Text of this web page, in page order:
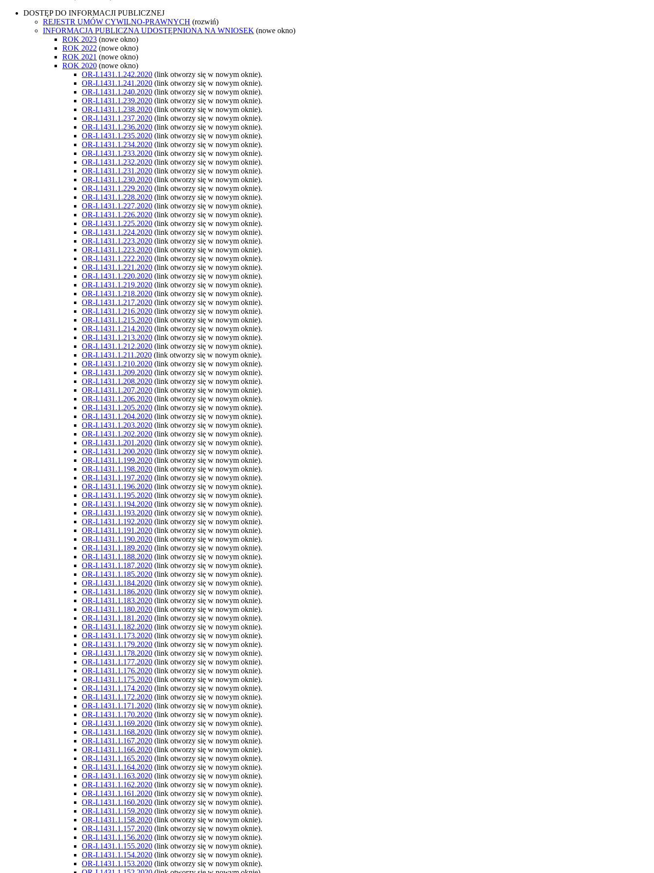
DOSTĘP DO INFORMACJI PUBLICZNEJ
REJESTR UMÓW CYWILNO-PRAWNYCH (rozwiń)
INFORMACJA PUBLICZNA UDOSTĘPNIONA NA WNIOSEK (nowe okno)
ROK 2023 (nowe okno)
ROK 2022 (nowe okno)
ROK 2021 (nowe okno)
ROK 2020 (nowe okno)
OR-I.1431.1.242.2020 (link otworzy się w nowym oknie).
OR-I.1431.1.241.2020 (link otworzy się w nowym oknie).
OR-I.1431.1.240.2020 (link otworzy się w nowym oknie).
OR-I.1431.1.239.2020 (link otworzy się w nowym oknie).
OR-I.1431.1.238.2020 (link otworzy się w nowym oknie).
OR-I.1431.1.237.2020 (link otworzy się w nowym oknie).
OR-I.1431.1.236.2020 (link otworzy się w nowym oknie).
OR-I.1431.1.235.2020 (link otworzy się w nowym oknie).
OR-I.1431.1.234.2020 (link otworzy się w nowym oknie).
OR-I.1431.1.233.2020 (link otworzy się w nowym oknie).
OR-I.1431.1.232.2020 (link otworzy się w nowym oknie).
OR-I.1431.1.231.2020 (link otworzy się w nowym oknie).
OR-I.1431.1.230.2020 (link otworzy się w nowym oknie).
OR-I.1431.1.229.2020 (link otworzy się w nowym oknie).
OR-I.1431.1.228.2020 (link otworzy się w nowym oknie).
OR-I.1431.1.227.2020 (link otworzy się w nowym oknie).
OR-I.1431.1.226.2020 (link otworzy się w nowym oknie).
OR-I.1431.1.225.2020 (link otworzy się w nowym oknie).
OR-I.1431.1.224.2020 (link otworzy się w nowym oknie).
OR-I.1431.1.223.2020 (link otworzy się w nowym oknie).
OR-I.1431.1.223.2020 (link otworzy się w nowym oknie).
OR-I.1431.1.222.2020 (link otworzy się w nowym oknie).
OR-I.1431.1.221.2020 (link otworzy się w nowym oknie).
OR-I.1431.1.220.2020 (link otworzy się w nowym oknie).
OR-I.1431.1.219.2020 (link otworzy się w nowym oknie).
OR-I.1431.1.218.2020 (link otworzy się w nowym oknie).
OR-I.1431.1.217.2020 (link otworzy się w nowym oknie).
OR-I.1431.1.216.2020 (link otworzy się w nowym oknie).
OR-I.1431.1.215.2020 (link otworzy się w nowym oknie).
OR-I.1431.1.214.2020 (link otworzy się w nowym oknie).
OR-I.1431.1.213.2020 (link otworzy się w nowym oknie).
OR-I.1431.1.212.2020 (link otworzy się w nowym oknie).
OR-I.1431.1.211.2020 (link otworzy się w nowym oknie).
OR-I.1431.1.210.2020 (link otworzy się w nowym oknie).
OR-I.1431.1.209.2020 (link otworzy się w nowym oknie).
OR-I.1431.1.208.2020 (link otworzy się w nowym oknie).
OR-I.1431.1.207.2020 (link otworzy się w nowym oknie).
OR-I.1431.1.206.2020 (link otworzy się w nowym oknie).
OR-I.1431.1.205.2020 (link otworzy się w nowym oknie).
OR-I.1431.1.204.2020 (link otworzy się w nowym oknie).
OR-I.1431.1.203.2020 (link otworzy się w nowym oknie).
OR-I.1431.1.202.2020 (link otworzy się w nowym oknie).
OR-I.1431.1.201.2020 (link otworzy się w nowym oknie).
OR-I.1431.1.200.2020 (link otworzy się w nowym oknie).
OR-I.1431.1.199.2020 (link otworzy się w nowym oknie).
OR-I.1431.1.198.2020 (link otworzy się w nowym oknie).
OR-I.1431.1.197.2020 (link otworzy się w nowym oknie).
OR-I.1431.1.196.2020 (link otworzy się w nowym oknie).
OR-I.1431.1.195.2020 (link otworzy się w nowym oknie).
OR-I.1431.1.194.2020 (link otworzy się w nowym oknie).
OR-I.1431.1.193.2020 (link otworzy się w nowym oknie).
OR-I.1431.1.192.2020 (link otworzy się w nowym oknie).
OR-I.1431.1.191.2020 (link otworzy się w nowym oknie).
OR-I.1431.1.190.2020 (link otworzy się w nowym oknie).
OR-I.1431.1.189.2020 (link otworzy się w nowym oknie).
OR-I.1431.1.188.2020 (link otworzy się w nowym oknie).
OR-I.1431.1.187.2020 (link otworzy się w nowym oknie).
OR-I.1431.1.185.2020 (link otworzy się w nowym oknie).
OR-I.1431.1.184.2020 (link otworzy się w nowym oknie).
OR-I.1431.1.186.2020 (link otworzy się w nowym oknie).
OR-I.1431.1.183.2020 (link otworzy się w nowym oknie).
OR-I.1431.1.180.2020 (link otworzy się w nowym oknie).
OR-I.1431.1.181.2020 (link otworzy się w nowym oknie).
OR-I.1431.1.182.2020 (link otworzy się w nowym oknie).
OR-I.1431.1.173.2020 (link otworzy się w nowym oknie).
OR-I.1431.1.179.2020 (link otworzy się w nowym oknie).
OR-I.1431.1.178.2020 (link otworzy się w nowym oknie).
OR-I.1431.1.177.2020 (link otworzy się w nowym oknie).
OR-I.1431.1.176.2020 (link otworzy się w nowym oknie).
OR-I.1431.1.175.2020 (link otworzy się w nowym oknie).
OR-I.1431.1.174.2020 (link otworzy się w nowym oknie).
OR-I.1431.1.172.2020 (link otworzy się w nowym oknie).
OR-I.1431.1.171.2020 (link otworzy się w nowym oknie).
OR-I.1431.1.170.2020 (link otworzy się w nowym oknie).
OR-I.1431.1.169.2020 (link otworzy się w nowym oknie).
OR-I.1431.1.168.2020 (link otworzy się w nowym oknie).
OR-I.1431.1.167.2020 (link otworzy się w nowym oknie).
OR-I.1431.1.166.2020 (link otworzy się w nowym oknie).
OR-I.1431.1.165.2020 (link otworzy się w nowym oknie).
OR-I.1431.1.164.2020 (link otworzy się w nowym oknie).
OR-I.1431.1.163.2020 (link otworzy się w nowym oknie).
OR-I.1431.1.162.2020 (link otworzy się w nowym oknie).
OR-I.1431.1.161.2020 (link otworzy się w nowym oknie).
OR-I.1431.1.160.2020 (link otworzy się w nowym oknie).
OR-I.1431.1.159.2020 (link otworzy się w nowym oknie).
OR-I.1431.1.158.2020 (link otworzy się w nowym oknie).
OR-I.1431.1.157.2020 (link otworzy się w nowym oknie).
OR-I.1431.1.156.2020 (link otworzy się w nowym oknie).
OR-I.1431.1.155.2020 (link otworzy się w nowym oknie).
OR-I.1431.1.154.2020 (link otworzy się w nowym oknie).
OR-I.1431.1.153.2020 (link otworzy się w nowym oknie).